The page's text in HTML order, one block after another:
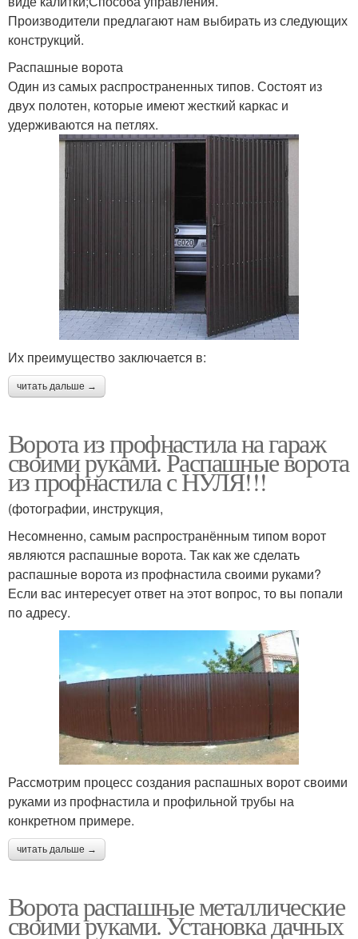
Производители предлагают нам выбирать из следующих
конструкций.
Распашные ворота
Один из самых распространенных типов. Состоят из
двух полотен, которые имеют жесткий каркас и
удерживаются на петлях.
Их преимущество заключается в:
читать дальше →
Ворота из профнастила на гараж
своими руками. Распашные ворота
из профнастила с НУЛЯ!!!
(фотографии, инструкция,
Несомненно, самым распространённым типом ворот
являются распашные ворота. Так как же сделать
распашные ворота из профнастила своими руками?
Если вас интересует ответ на этот вопрос, то вы попали
по адресу.
Рассмотрим процесс создания распашных ворот своими
руками из профнастила и профильной трубы на
конкретном примере.
читать дальше →
Ворота распашные металлические
своими руками. Установка дачных